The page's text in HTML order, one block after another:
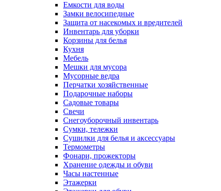
Емкости для воды
Замки велосипедные
Защита от насекомых и вредителей
Инвентарь для уборки
Корзины для белья
Кухня
Мебель
Мешки для мусора
Мусорные ведра
Перчатки хозяйственные
Подарочные наборы
Садовые товары
Свечи
Снегоуборочный инвентарь
Сумки, тележки
Сушилки для белья и аксессуары
Термометры
Фонари, прожекторы
Хранение одежды и обуви
Часы настенные
Этажерки